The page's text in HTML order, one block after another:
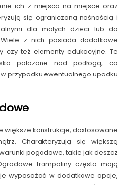
ich z miejsca na miejsce oraz
się ograniczoną nośnością i
dla małych dzieci lub do
z nich posiada dodatkowe
czy też elementy edukacyjne. Te
położone nad podłogą, co
przypadku ewentualnego upadku
większe konstrukcje, dostosowane
Charakteryzują się większą
pogodowe, takie jak deszcz
trampoliny często mają
wyposażać w dodatkowe opcje,